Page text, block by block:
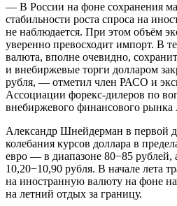
— В России на фоне сохранения
стабильности роста спроса на
не наблюдается. При этом объём
уверенно превосходит импорт. В
валюта, вполне очевидно,
и внебиржевые торги долларом
рубля, — отметил член РАСО и
Ассоциации форекс-дилеров по
внебиржевого финансового
Александр Шнейдерман в первой
колебания курсов доллара в
евро — в диапазоне 80−85
10,20−10,90 рубля. В начале лета
на иностранную валюту на фоне
на летний отдых за границу.